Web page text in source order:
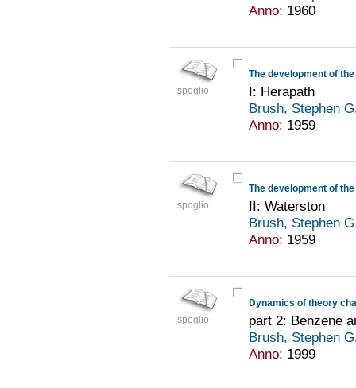
Anno: 1960
spoglio
The development of
I: Herapath
Brush, Stephen
Anno: 1959
spoglio
The development of
II: Waterston
Brush, Stephen
Anno: 1959
spoglio
Dynamics of theory
part 2: Benzene
Brush, Stephen
Anno: 1999